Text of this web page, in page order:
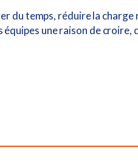
du temps, réduire la
une raison de